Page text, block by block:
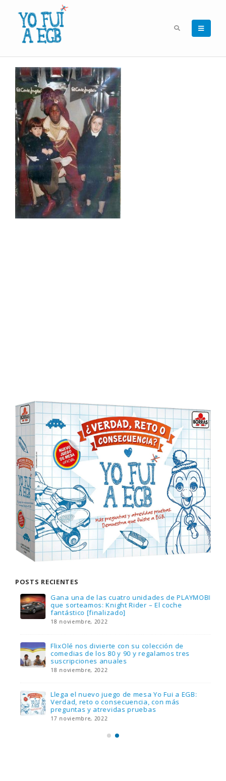
POSTS RECIENTES
Gana una de las cuatro unidades de PLAYMOBIL
que sorteamos: Knight Rider – El coche
fantástico [finalizado]
18 noviembre, 2022
FlixOlé nos divierte con su colección de
comedias de los 80 y 90 y regalamos tres
suscripciones anuales
18 noviembre, 2022
Llega el nuevo juego de mesa Yo Fui a EGB:
Verdad, reto o consecuencia, con más
preguntas y atrevidas pruebas
17 noviembre, 2022